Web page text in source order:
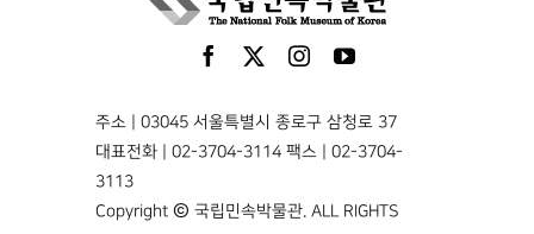
주소 | 03045 서울특별시 종로구 삼청로 37
대표전화 | 02-3704-3114 팩스 | 02-3704-
3113
Copyright © 국립민속박물관. ALL RIGHTS